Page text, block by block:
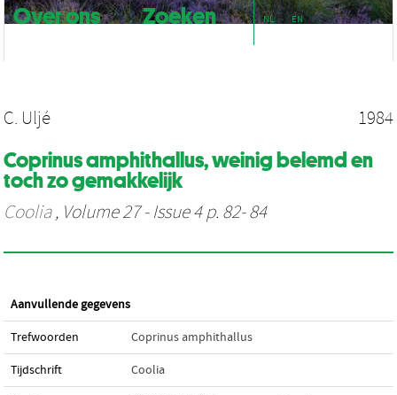
Over ons
Zoeken NL EN
C. Uljé 1984
Coprinus amphithallus, weinig belemd en
toch zo gemakkelijk
Coolia, Volume 27 - Issue 4 p. 82- 84
Aanvullende gegevens
Trefwoorden Coprinus amphithallus
Tijdschrift Coolia